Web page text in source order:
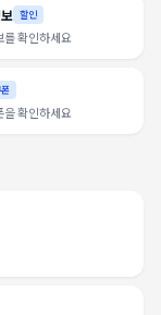
할인
를 확인하세요
을 확인하세요